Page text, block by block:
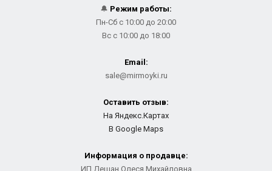
🔔 Режим работы:
Пн-Сб с 10:00 до 20:00
Вс с 10:00 до 18:00
Email:
sale@mirmoyki.ru
Оставить отзыв:
На Яндекс.Картах
В Google Maps
Информация о продавце:
ИП Дешан Олеся Михайловна